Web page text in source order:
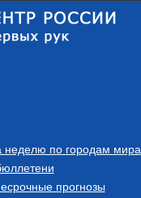
неделю по городам мира
прогнозы